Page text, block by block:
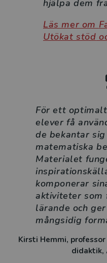
Förutom de
och material som du vid
befästa grundläggande
Med
tillgång till flera
matteordlista för åk 1-
nedladdningsbara
FAVORIT MATEMATIK-
Favorit matematik är
med en gedigen,
Materialet kommer från
för strukturen och de
Det beprövade och
granskats av både
verksamma i Sverige.
hjälpa dem
Läs mer om
Utökat stöd
För ett
elever få
de bekantar
matematiska
Materialet
komponerar
aktiviteter som
lärande och
mångsidig
Kirsti Hemmi,
didaktik,